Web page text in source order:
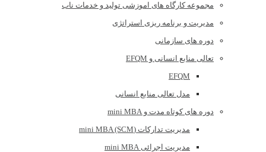
مجموعه کارگاه های اموزشی تولید و خدمات ناب
مدیریت و برنامه ریزی استراتژی
دوره های سازمانی
تعالی منابع انسانی و EFQM
EFQM
مدل تعالی منابع انسانی
دوره های کوتاه مدت و mini MBA
مدیریت تدارکات (mini MBA (SCM
مدیریت اجرائی mini MBA